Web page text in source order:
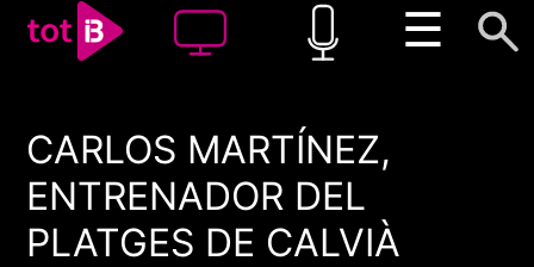
☰
00:00 00:00
1x
CARLOS MARTÍNEZ,
ENTRENADOR DEL
PLATGES DE CALVIÀ